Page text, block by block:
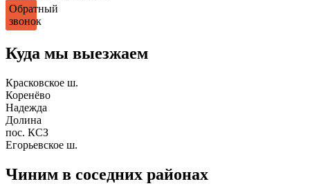
Обратный
звонок
Куда мы выезжаем
Красковское ш.
Коренёво
Надежда
Долина
пос. КСЗ
Егорьевское ш.
Чиним в соседних районах